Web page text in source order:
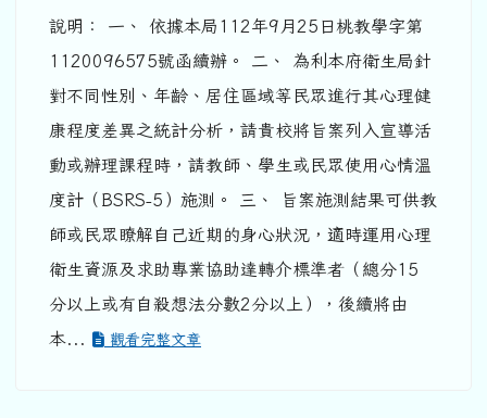
說明： 一、 依據本局112年9月25日桃教學字第
1120096575號函續辦。 二、 為利本府衛生局針
對不同性別、年齡、居住區域等民眾進行其心理健
康程度差異之統計分析，請貴校將旨案列入宣導活
動或辦理課程時，請教師、學生或民眾使用心情溫
度計（BSRS-5）施測。 三、 旨案施測結果可供教
師或民眾瞭解自己近期的身心狀況，適時運用心理
衛生資源及求助專業協助達轉介標準者（總分15
分以上或有自殺想法分數2分以上），後續將由
本...
觀看完整文章